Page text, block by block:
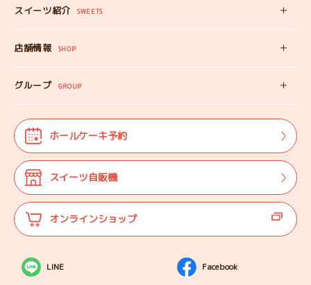
ホールケーキ予約
スイーツ自販機
オンラインショップ
工房見学
みいちゃんのSDGS
お仕事体験
よくある質問
スイーツ紹介 SWEETS
みいちゃんのスイーツ
オンラインショップ
店舗情報 SHOP
店舗情報
マップ
法人･団体様向け
ご案内
代表プロフィール
登壇実績
グループ GROUP
株式会社TANEBI
Shining Children
自分探しを
LINE Facebook